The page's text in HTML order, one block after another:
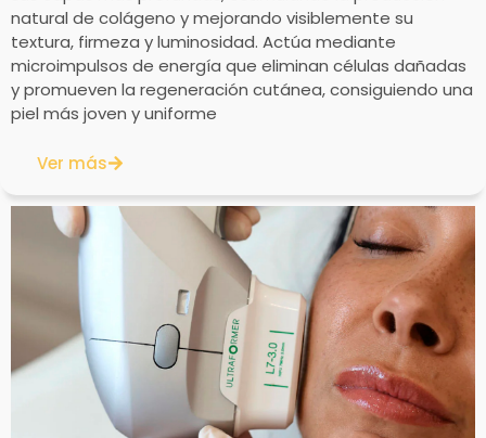
natural de colágeno y mejorando visiblemente su
textura, firmeza y luminosidad. Actúa mediante
microimpulsos de energía que eliminan células dañadas
y promueven la regeneración cutánea, consiguiendo una
piel más joven y uniforme
Ver más